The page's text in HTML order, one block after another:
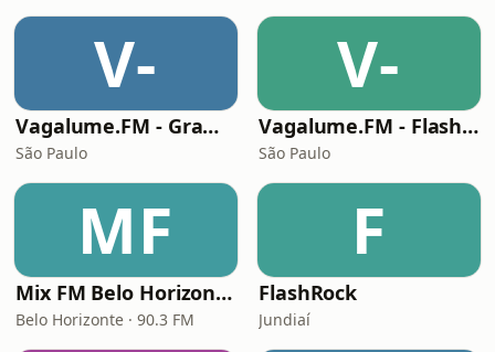
V-
Vagalume.FM - Grammy 2017
São Paulo
V-
Vagalume.FM - Flashback Brasil
São Paulo
MF
Mix FM Belo Horizonte
Belo Horizonte · 90.3 FM
F
FlashRock
Jundiaí